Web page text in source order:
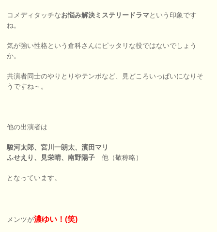
コメディタッチなお悩み解決ミステリードラマという印象です
ね。
気が強い性格という倉科さんにピッタリな役ではないでしょう
か。
共演者同士のやりとりやテンポなど、見どころいっぱいになりそ
うですね～。
他の出演者は
駿河太郎、宮川一朗太、濱田マリ
ふせえり、見栄晴、南野陽子 他（敬称略）
となっています。
メンツが濃ゆい！(笑)